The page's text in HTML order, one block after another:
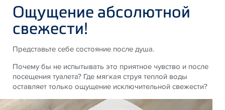
Ощущение абсолютной
свежести!
Представьте себе состояние после душа.
Почему бы не испытывать это приятное чувство и после
посещения туалета? Где мягкая струя теплой воды
оставляет только ощущение исключительной свежести?